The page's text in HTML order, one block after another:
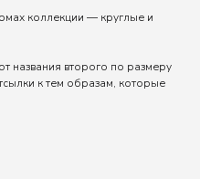
коллекции — круглые и
названия второго по размеру
к тем образам, которые